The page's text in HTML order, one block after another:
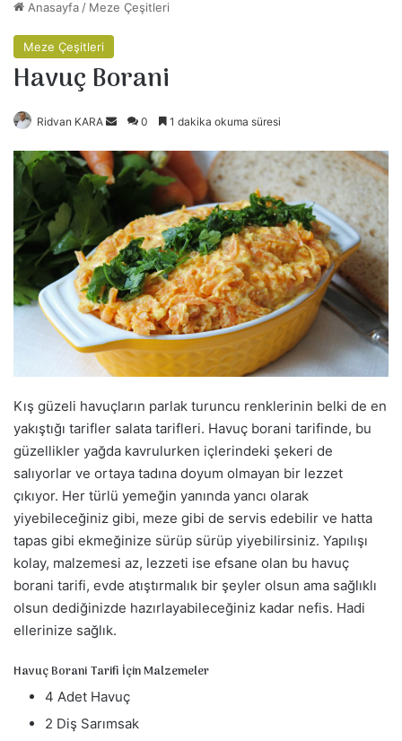
Anasayfa / Meze Çeşitleri
Meze Çeşitleri
Havuç Borani
Ridvan KARA
e
p
o
s
t
a
g
ö
n
d
e
r
0 1 dakika okuma süresi
Kış güzeli havuçların parlak turuncu renklerinin belki de en
yakıştığı tarifler salata tarifleri. Havuç borani tarifinde, bu
güzellikler yağda kavrulurken içlerindeki şekeri de
salıyorlar ve ortaya tadına doyum olmayan bir lezzet
çıkıyor. Her türlü yemeğin yanında yancı olarak
yiyebileceğiniz gibi, meze gibi de servis edebilir ve hatta
tapas gibi ekmeğinize sürüp sürüp yiyebilirsiniz. Yapılışı
kolay, malzemesi az, lezzeti ise efsane olan bu havuç
borani tarifi, evde atıştırmalık bir şeyler olsun ama sağlıklı
olsun dediğinizde hazırlayabileceğiniz kadar nefis. Hadi
ellerinize sağlık.
Havuç Borani Tarifi İçin Malzemeler
4 Adet Havuç
2 Diş Sarımsak